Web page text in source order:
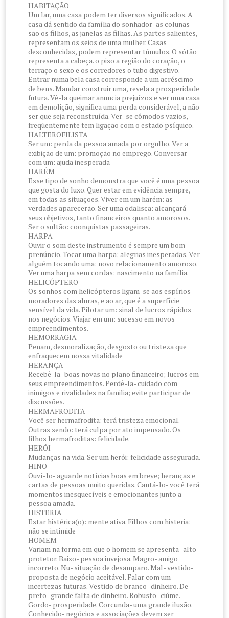
HABITAÇÃO
Um lar, uma casa podem ter diversos significados. A
casa dá sentido da família do sonhador- as colunas
são os filhos, as janelas as filhas. As partes salientes,
representam os seios de uma mulher. Casas
desconhecidas, podem representar túmulos. O sótão
representa a cabeça. o piso a região do coração, o
terraço o sexo e os corredores o tubo digestivo.
Entrar numa bela casa corresponde a um acréscimo
de bens. Mandar construir uma, revela a prosperidade
futura. Vê-la queimar anuncia prejuízos e ver uma casa
em demolição, significa uma perda considerável, a não
ser que seja reconstruída. Ver- se cômodos vazios,
freqüentemente tem ligação com o estado psíquico.
HALTEROFILISTA
Ser um: perda da pessoa amada por orgulho. Ver a
exibição de um: promoção no emprego. Conversar
com um: ajuda inesperada
HARÉM
Esse tipo de sonho demonstra que você é uma pessoa
que gosta do luxo. Quer estar em evidência sempre,
em todas as situações. Viver em um harém: as
verdades aparecerão. Ser uma odalisca: alcançará
seus objetivos, tanto financeiros quanto amorosos.
Ser o sultão: coonquistas passageiras.
HARPA
Ouvir o som deste instrumento é sempre um bom
prenúncio. Tocar uma harpa: alegrias inesperadas. Ver
alguém tocando uma: novo relacionamento amoroso.
Ver uma harpa sem cordas: nascimento na família.
HELICÓPTERO
Os sonhos com helicópteros ligam-se aos espírios
moradores das aluras, e ao ar, que é a superfície
sensível da vida. Pilotar um: sinal de lucros rápidos
nos negócios. Viajar em um: sucesso em novos
empreendimentos.
HEMORRAGIA
Penam, desmoralização, desgosto ou tristeza que
enfraquecem nossa vitalidade
HERANÇA
Recebê-la- boas novas no plano financeiro; lucros em
seus empreendimentos. Perdê-la- cuidado com
inimigos e rivalidades na familia; evite participar de
discussões.
HERMAFRODITA
Você ser hermafrodita: terá tristeza emocional.
Outras sendo: terá culpa por ato impensado. Os
filhos hermafroditas: felicidade.
HERÓI
Mudanças na vida. Ser um herói: felicidade assegurada.
HINO
Ouví-lo- aguarde notícias boas em breve; heranças e
cartas de pessoas muito queridas. Cantá-lo- você terá
momentos inesquecíveis e emocionantes junto a
pessoa amada.
HISTERIA
Estar histérica(o): mente ativa. Filhos com histeria:
não se intimide
HOMEM
Variam na forma em que o homem se apresenta- alto-
protetor. Baixo- pessoa invejosa. Magro- amigo
incorreto. Nu- situação de desamparo. Mal- vestido-
proposta de negócio aceitável. Falar com um-
incertezas futuras. Vestido de branco- dinheiro. De
preto- grande falta de dinheiro. Robusto- ciúme.
Gordo- prosperidade. Corcunda- uma grande ilusão.
Conhecido- negócios e associações devem ser